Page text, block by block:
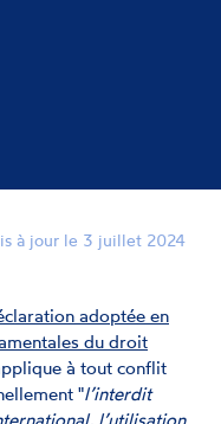
à jour le 3 juillet 2024
adoptée en
du droit
à tout conflit
"l’interdit